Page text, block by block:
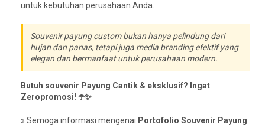
untuk kebutuhan perusahaan Anda.
Souvenir payung custom bukan hanya pelindung dari
hujan dan panas, tetapi juga media branding efektif yang
elegan dan bermanfaat untuk perusahaan modern.
Butuh souvenir Payung Cantik & eksklusif? Ingat
Zeropromosi! ☂️✨
» Semoga informasi mengenai Portofolio Souvenir Payung